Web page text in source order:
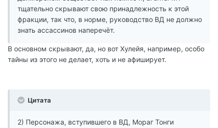
тщательно скрывают свою принадлежность к этой
фракции, так что, в норме, руководство ВД не должно
знать ассассинов наперечёт.
В основном скрывают, да, но вот Хулейя, например, особо
тайны из этого не делает, хоть и не афиширует.
Цитата
2) Персонажа, вступившего в ВД, Мораг Тонги